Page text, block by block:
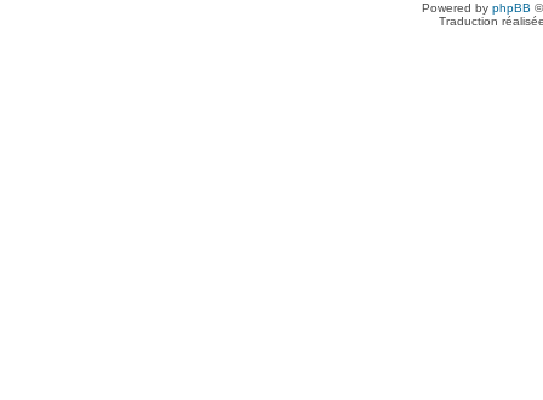
Powered by phpBB
Traduction